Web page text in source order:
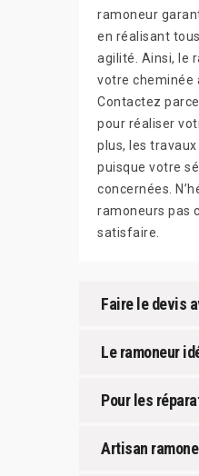
ramoneur
en réalisant
agilité. Ainsi, le
votre cheminée
Contactez
pour réaliser
plus, les
puisque votre
concernées.
ramoneurs pas
satisfaire.
Faire le devis
Le ramoneur
Pour les
Artisan